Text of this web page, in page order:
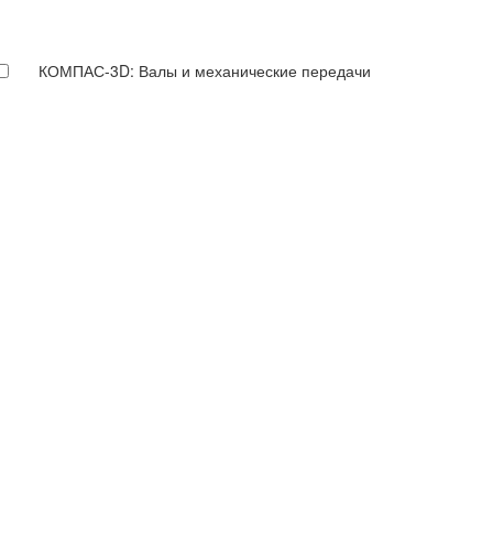
КОМПАС-3D: Валы и механические передачи